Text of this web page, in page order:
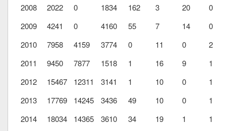
2008
2022 0 1834 162 3 20
0
2009
4241 0 4160 55 7 14
0
2010
7958 4159 3774 0 11 0
2
2011
9450 7877 1518 1 16 9
1
2012
15467 12311 3141 1 10 0
1
2013
17769 14245 3436 49 10 0
1
2014
18034 14365 3610 34 19 1
1